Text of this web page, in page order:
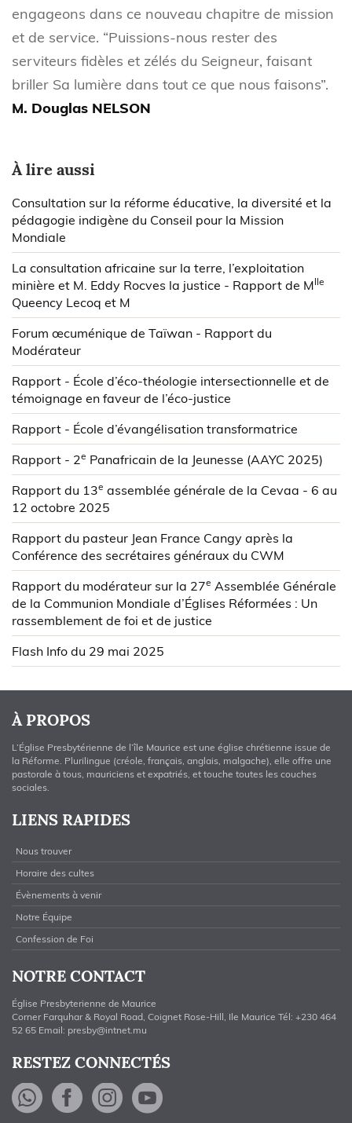
engageons dans ce nouveau chapitre de mission
et de service. “Puissions-nous rester des
serviteurs fidèles et zélés du Seigneur, faisant
briller Sa lumière dans tout ce que nous faisons”.
M. Douglas NELSON
À lire aussi
Consultation sur la réforme éducative, la diversité et la
pédagogie indigène du Conseil pour la Mission
Mondiale
La consultation africaine sur la terre, l’exploitation
minière et M. Eddy Rocves la justice - Rapport de Mlle
Queency Lecoq et M
Forum œcuménique de Taïwan - Rapport du
Modérateur
Rapport - École d’éco-théologie intersectionnelle et de
témoignage en faveur de l’éco-justice
Rapport - École d’évangélisation transformatrice
Rapport - 2e Panafricain de la Jeunesse (AAYC 2025)
Rapport du 13e assemblée générale de la Cevaa - 6 au
12 octobre 2025
Rapport du pasteur Jean France Cangy après la
Conférence des secrétaires généraux du CWM
Rapport du modérateur sur la 27e Assemblée Générale
de la Communion Mondiale d’Églises Réformées : Un
rassemblement de foi et de justice
Flash Info du 29 mai 2025
À PROPOS
L’Église Presbytérienne de l’île Maurice est une église chrétienne issue de
la Réforme. Plurilingue (créole, français, anglais, malgache), elle offre une
pastorale à tous, mauriciens et expatriés, et touche toutes les couches
sociales.
LIENS RAPIDES
Nous trouver
Horaire des cultes
Évènements à venir
Notre Équipe
Confession de Foi
NOTRE CONTACT
Église Presbyterienne de Maurice
Corner Farquhar & Royal Road, Coignet Rose-Hill, Ile Maurice Tél: +230 464
52 65 Email: presby@intnet.mu
RESTEZ CONNECTÉS
WhatsApp
Facebook
Instagram